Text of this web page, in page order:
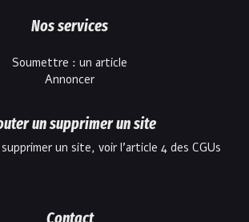
Nos services
Soumettre : un article
Annoncer
un supprimer un site
un site, voir l'article 4 des CGUs
Contact